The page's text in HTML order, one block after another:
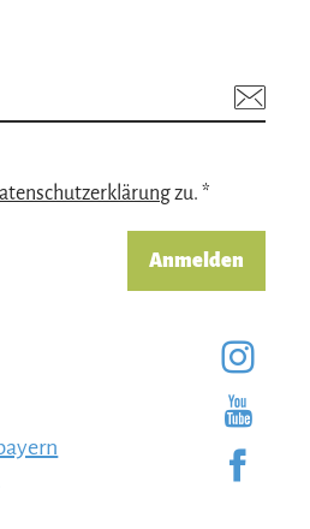
Gurt mit
https://bavarian-
gerne auf Anfrage.
zu. *
Anmelden